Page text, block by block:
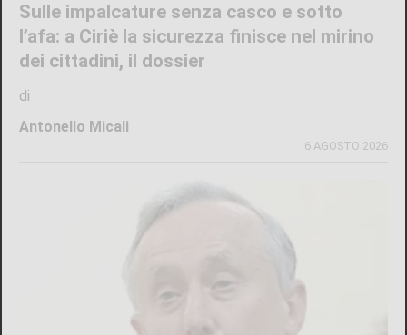
Sulle impalcature senza casco e sotto
l’afa: a Ciriè la sicurezza finisce nel mirino
dei cittadini, il dossier
di
Antonello Micali
6 AGOSTO 2026